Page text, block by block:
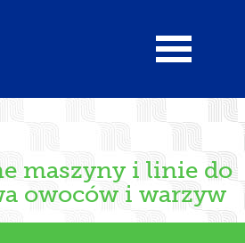
maszyny i linie do
owoców i warzyw